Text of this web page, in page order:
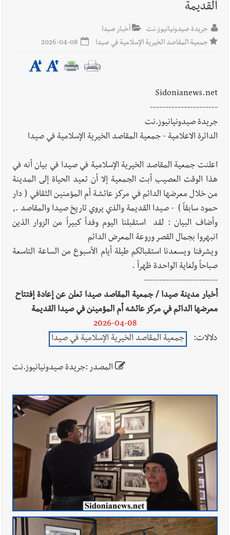
أخبار صيدا
الحلوة - في منطقة صيدا وإنقاذه وإتهام إبن عمته ؟
القديمة
جريدة صيدونيانيوز.نت
أخبار صيدا
جمعية المقاصد الخيرية الإسلامية في صيدا
2026-04-08
Sidonianews.net
----------------------
جريدة صيدونيانيوز.نت
الدائرة الاعلامية - جمعية المقاصد الخيرية الإسلامية في صيدا
اعلنت جمعية المقاصد الخيرية الإسلامية في صيدا في بيان أنه في
هذا الوقت العصيب أبت الجمعية إلا أن تعيد الحياة إلى المدينة
من خلال معرضها الدائم في مركز عائشة أم المؤمنين الثقافي ( دار
حمود سابقاً ) - صيدا القديمة والذي يروي تاريخ صيدا والمقاصد .,
وأضاف البيان : لقد استقبلنا اليوم وفداً كبيراً من الزوار الذين
انبهروا بجمال القصر وروعة المعرض الدائم
ويشرفنا ويسعدنا استقبالكم طيلة أيام الأسبوع من الساعة التاسعة
صباحاً ولغاية الواحدة ظهراً .
------------------------
أخبار مدينة صيدا / جمعية المقاصد صيدا تعلن عن إعادة إفتتاح
معرضها الدائم في مركز عائشه أم المؤمينن في صيدا القديمة
2026-04-08
دلالات:
جمعية المقاصد الخيرية الإسلامية في صيدا
المصدر :جريدة صيدونيانيوز.نت